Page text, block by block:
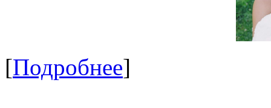
[Подробнее]